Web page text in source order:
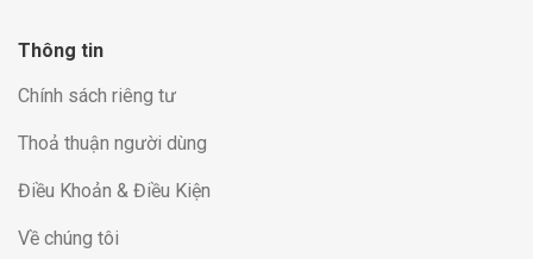
Thông tin
Chính sách riêng tư
Thoả thuận người dùng
Điều Khoản & Điều Kiện
Về chúng tôi